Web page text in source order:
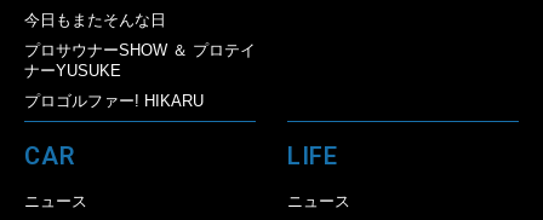
今日もまたそんな日
プロサウナーSHOW ＆ プロテイ
ナーYUSUKE
プロゴルファー! HIKARU
CAR
ニュース
LIFE
ニュース